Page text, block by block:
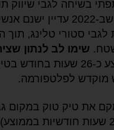
בשיחה לגבי שיווק
אותי העובדה שב-2022
לגבי סטורי טלינג, תוך
שימו לב לנתון
מבלים בממוצע כ-26 שעות
לפלטפורמה.
את טיק טוק במקום